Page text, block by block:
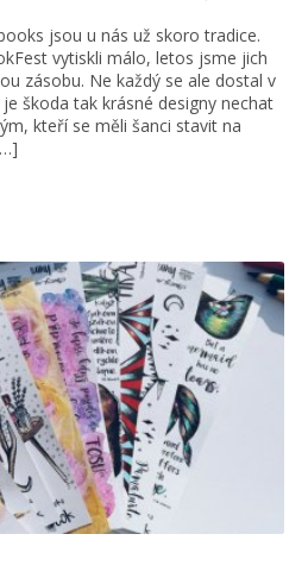
jsou u nás už skoro tradice.
vytiskli málo, letos jsme jich
zásobu. Ne každý se ale dostal v
škoda tak krásné designy nechat
kteří se měli šanci stavit na